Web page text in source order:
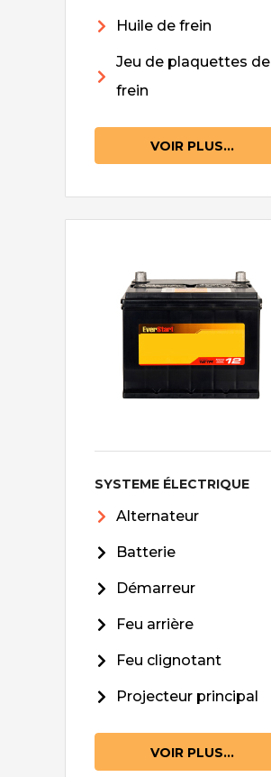
Huile de frein
Jeu de plaquettes de
frein
VOIR PLUS...
SYSTEME ÉLECTRIQUE
Alternateur
Batterie
Démarreur
Feu arrière
Feu clignotant
Projecteur principal
VOIR PLUS...